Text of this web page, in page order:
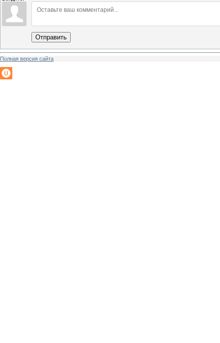
Отправить
Полная версия сайта